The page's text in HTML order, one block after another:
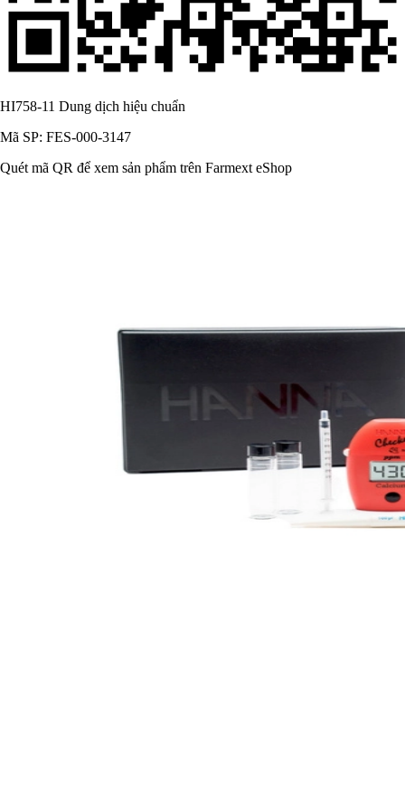
HI758-11 Dung dịch hiệu chuẩn
Mã SP: FES-000-3147
Quét mã QR để xem sản phẩm trên Farmext eShop